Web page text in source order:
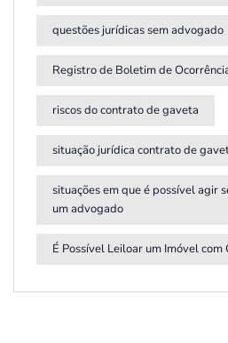
questões jurídicas sem advogado
Registro de Boletim de
riscos do contrato de gaveta
situação jurídica contrato de
situações em que é possível agir
um advogado
É Possível Leiloar um Imóvel